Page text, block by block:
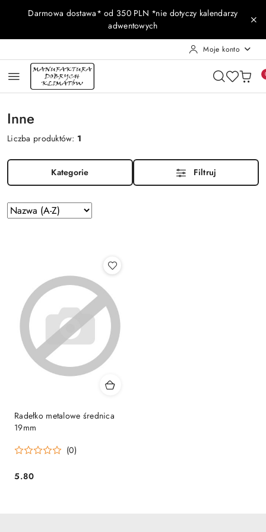
Przejdź do treści głównej
Przejdź do wyszukiwarki
Przejdź do moje konto
Przejdź do menu głównego
Przejdź do stopki
Darmowa dostawa* od 350 PLN *nie dotyczy kalendarzy
adwentowych
Moje konto
Inne
Liczba produktów: 1
Kategorie Filtruj
Zastosowano
sortowanie:
Sortuj
według
Radełko metalowe średnica
19mm
(0)
Cena:
5.80